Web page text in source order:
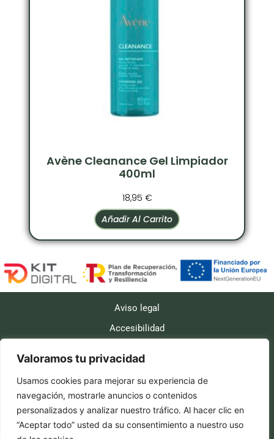
Valoramos tu privacidad
Usamos cookies para mejorar su experiencia de
navegación, mostrarle anuncios o contenidos
personalizados y analizar nuestro tráfico. Al hacer clic en
“Aceptar todo” usted da su consentimiento a nuestro uso
Avène Cleanance Gel Limpiador
400ml
18,95 €
Añadir Al Carrito
Aviso legal
Accesibilidad
Políticas de envío
Política de reembolso y devoluciones